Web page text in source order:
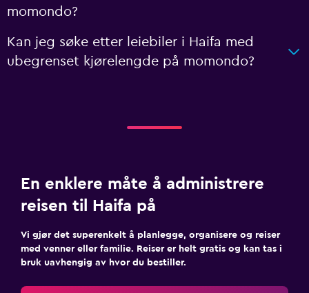
momondo?
Kan jeg søke etter leiebiler i Haifa med
ubegrenset kjørelengde på momondo?
En enklere måte å administrere
reisen til Haifa på
Vi gjør det superenkelt å planlegge, organisere og reiser
med venner eller familie. Reiser er helt gratis og kan tas i
bruk uavhengig av hvor du bestiller.